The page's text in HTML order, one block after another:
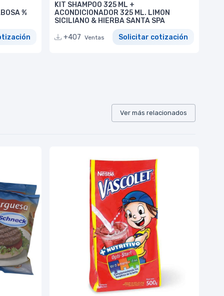
%
KIT SHAMPOO 325 ML +
ACONDICIONADOR 325 ML. LIMON
SICILIANO & HIERBA SANTA SPA
+407 Ventas Solicitar cotización
Ver más relacionados